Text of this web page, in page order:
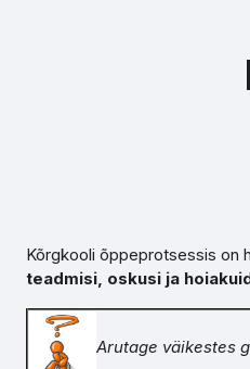
Kõrgkooli õppeprotsessis on
teadmisi, oskusi ja
Arutage väikestes